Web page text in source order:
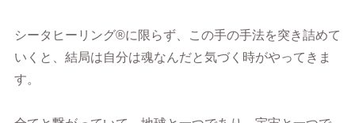
シータヒーリング®︎に限らず、この手の手法を突き詰めて
いくと、結局は自分は魂なんだと気づく時がやってきま
す。